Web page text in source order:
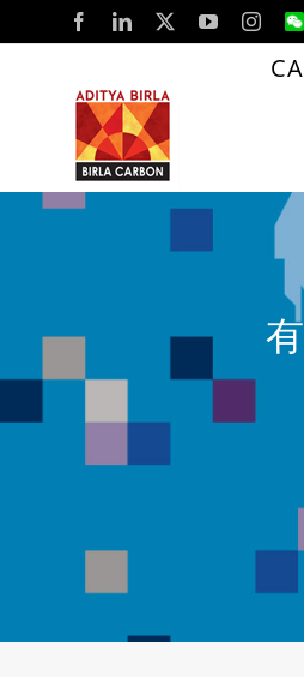
to
content
FacebookLinkedIn YouTube